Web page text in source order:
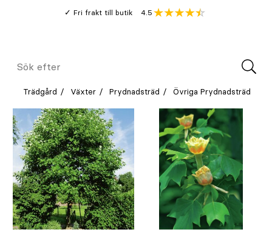
Fri frakt till butik
Genomsnitt
4.5
Meny
Sök
Trädgård Växter Prydnadsträd Övriga Prydnadsträd